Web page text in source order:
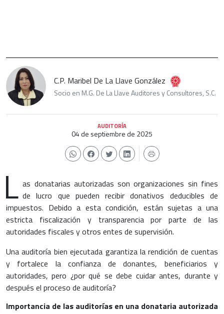
C.P. Maribel De La Llave González
Socio en M.G. De La Llave Auditores y Consultores, S.C.
AUDITORÍA
04 de septiembre de 2025
L as donatarias autorizadas son organizaciones sin fines
de lucro que pueden recibir donativos deducibles de
impuestos. Debido a esta condición, están sujetas a una
estricta fiscalización y transparencia por parte de las
autoridades fiscales y otros entes de supervisión.
Una auditoría bien ejecutada garantiza la rendición de cuentas
y fortalece la confianza de donantes, beneficiarios y
autoridades, pero ¿por qué se debe cuidar antes, durante y
después el proceso de auditoría?
Importancia de las auditorías en una donataria autorizada